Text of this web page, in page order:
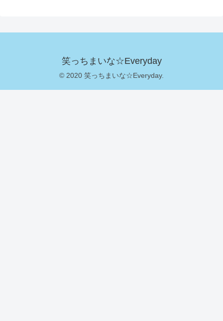
笑っちまいな☆Everyday
© 2020 笑っちまいな☆Everyday.